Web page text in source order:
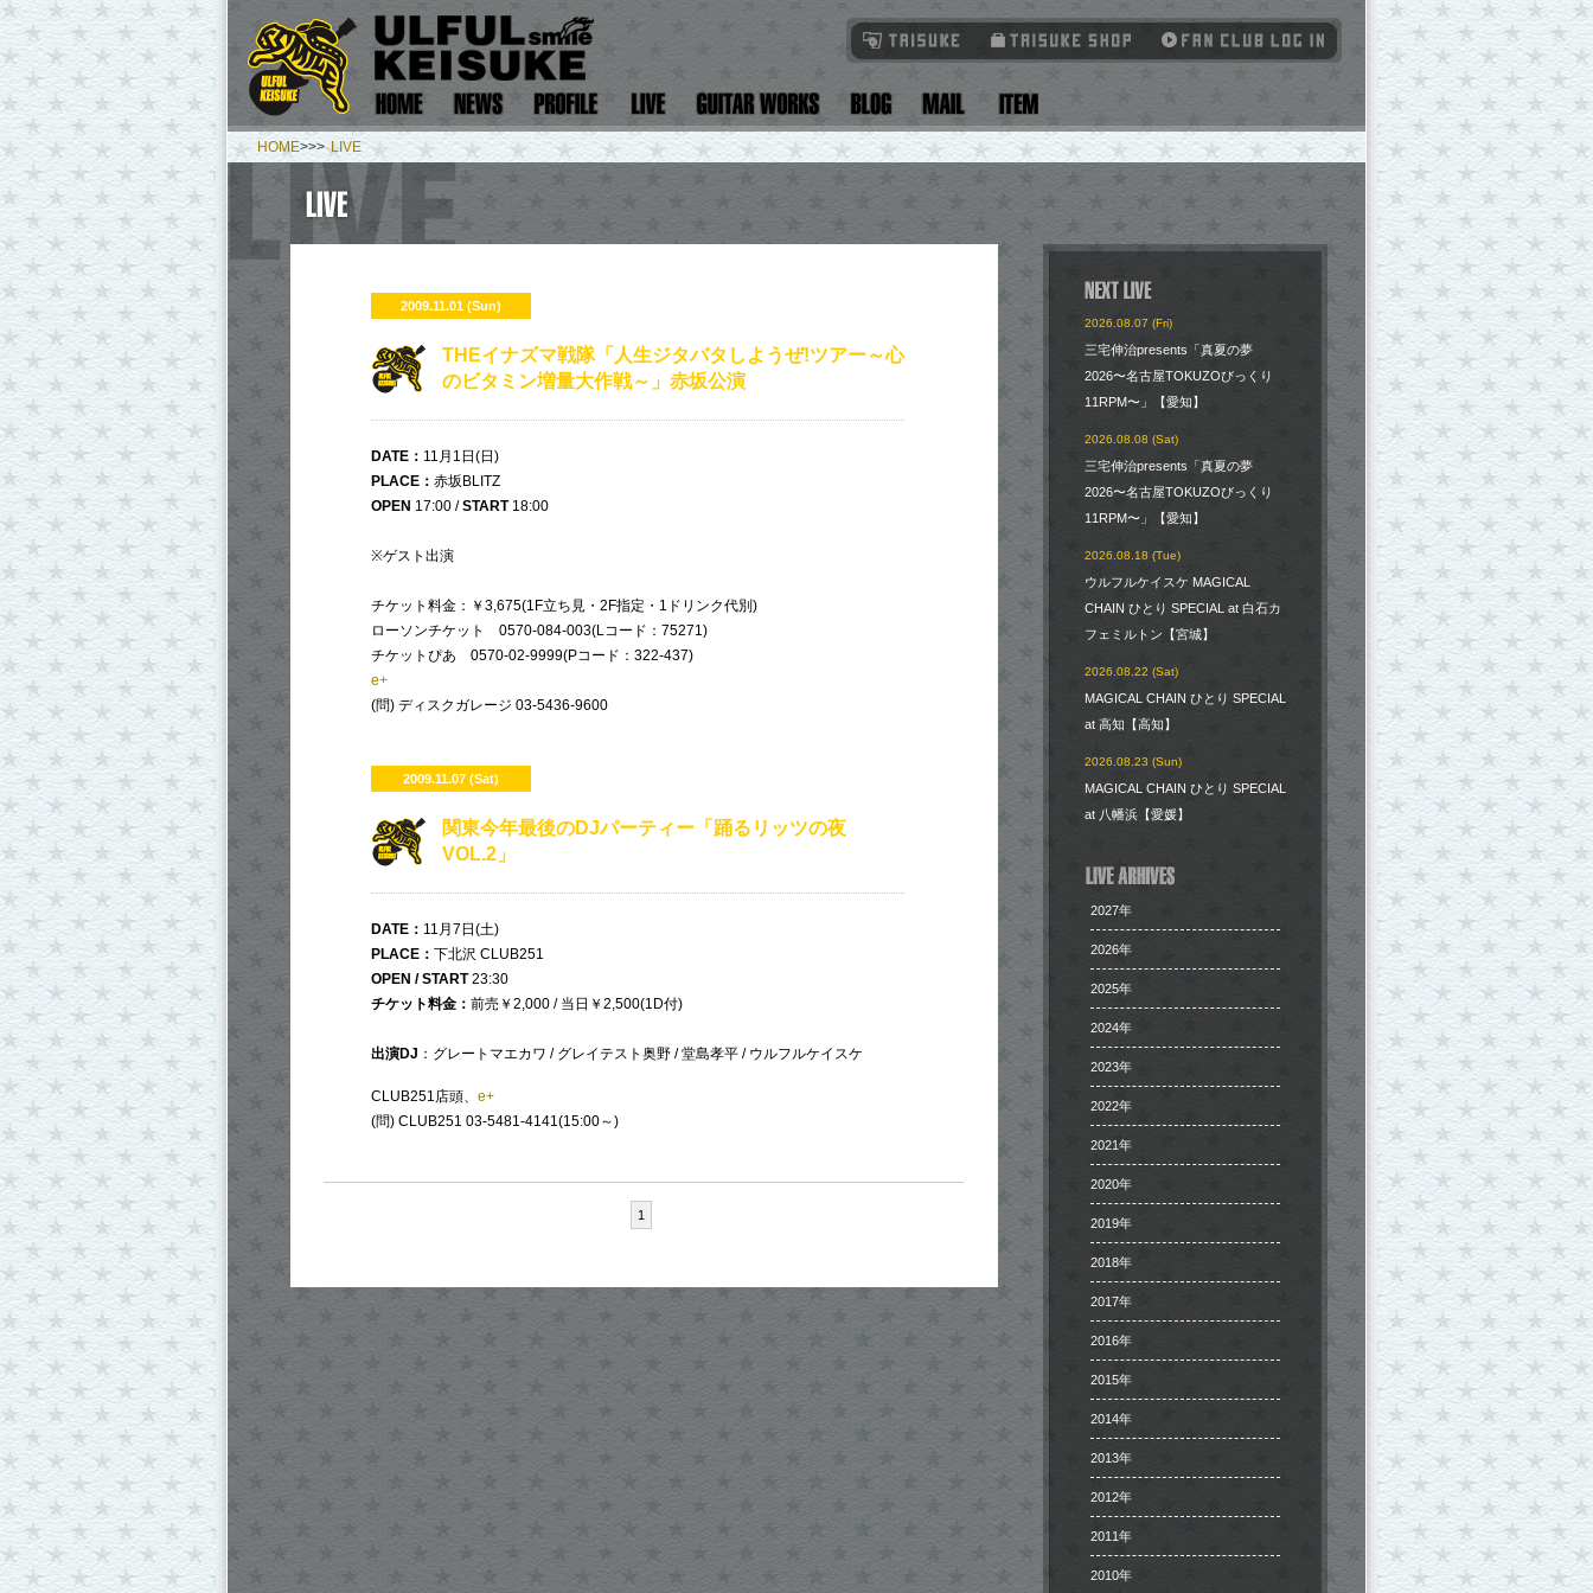
HOME>>> LIVE
2009.11.01 (Sun)
THEイナズマ戦隊「人生ジタバタしようぜ!ツアー～心
のビタミン増量大作戦～」赤坂公演
DATE： 11月1日(日)
PLACE ： 赤坂BLITZ
OPEN 17:00 /START18:00
※ゲスト出演
チケット料金：￥3,675(1F立ち見・2F指定・1ドリンク代別)
ローソンチケット 0570-084-003(Lコード：75271)
チケットぴあ 0570-02-9999(Pコード：322-437)
e+
(問) ディスクガレージ 03-5436-9600
2009.11.07 (Sat)
関東今年最後のDJパーティー「踊るリッツの夜
VOL.2」
DATE： 11月7日(土)
PLACE ： 下北沢 CLUB251
OPEN /START23:30
チケット料金： 前売￥2,000 / 当日￥2,500(1D付)
出演DJ ：グレートマエカワ / グレイテスト奥野 / 堂島孝平 / ウルフルケイスケ
CLUB251店頭、 e+
(問) CLUB251 03-5481-4141(15:00～)
1
2026.08.07 (Fri)
三宅伸治presents「真夏の夢
2026〜名古屋TOKUZOびっくり
11RPM〜」【愛知】
2026.08.08 (Sat)
三宅伸治presents「真夏の夢
2026〜名古屋TOKUZOびっくり
11RPM〜」【愛知】
2026.08.18 (Tue)
ウルフルケイスケ MAGICAL
CHAIN ひとり SPECIAL at 白石カ
フェミルトン【宮城】
2026.08.22 (Sat)
MAGICAL CHAIN ひとり SPECIAL
at 高知【高知】
2026.08.23 (Sun)
MAGICAL CHAIN ひとり SPECIAL
at 八幡浜【愛媛】
2027年
2026年
2025年
2024年
2023年
2022年
2021年
2020年
2019年
2018年
2017年
2016年
2015年
2014年
2013年
2012年
2011年
2010年